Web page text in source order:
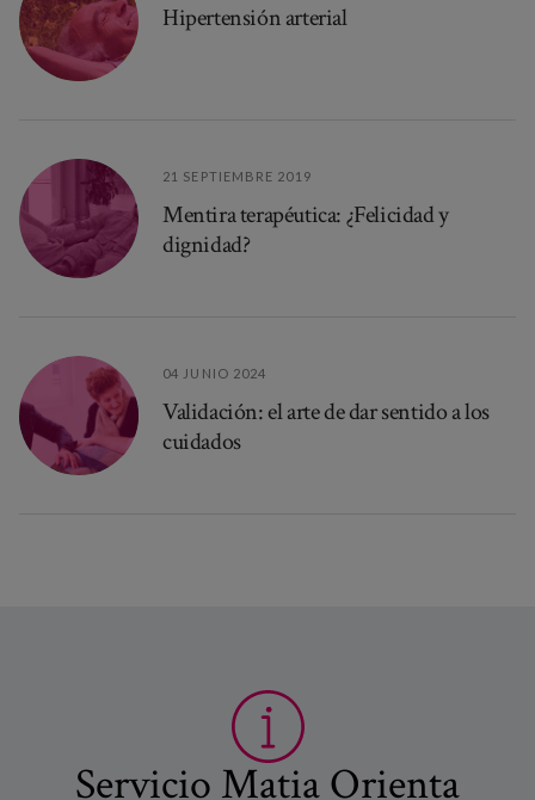
Hipertensión arterial
21 SEPTIEMBRE 2019
Mentira terapéutica: ¿Felicidad y
dignidad?
04 JUNIO 2024
Validación: el arte de dar sentido a los
cuidados
Servicio Matia Orienta